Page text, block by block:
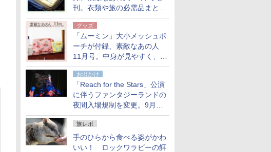
刊。衣類や旅の必需品まとま
る大小2個セット
グッズ
「ムーミン」大小メッシュポ
ーチが付録、素敵なあの人
11月号。中身が見やすく、温
泉スパにも使える
お出かけ
「Reach for the Stars」公演
に伴うファンタジーランドの
夜間入場規制を変更。9月か
ら18時50分～20時ごろに
旅レポ
手のひらから食べる姿がかわ
いい！ ロックワラビーの餌